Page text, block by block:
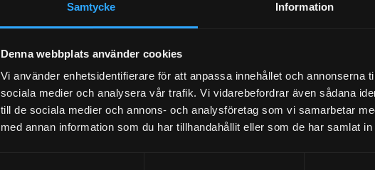
Samtycke Information
Denna webbplats använder cookies
Vi använder enhetsidentifierare för att anpassa innehållet och annonserna
sociala medier och analysera vår trafik. Vi vidarebefordrar även sådana
till de sociala medier och annons- och analysföretag som vi samarbetar
med annan information som du har tillhandahållit eller som de har samlat
Omdömen
Du